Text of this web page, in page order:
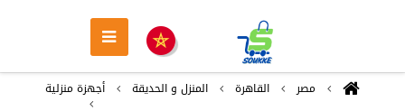
مصر القاهرة المنزل و الحديقة
أجهزة منزلية